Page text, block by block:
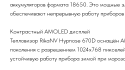
аккумуляторов формата 18650. Это мощные
обеспечивают непрерывную работу приборов
Контрастный АМOLED дисплей
Тепловизор RikaNV Hypnose 670D оснащён
поколения с разрешением 1024х768
устойчивую работу прибора зимой при